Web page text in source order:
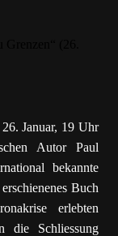
Januar, 19 Uhr
Autor Paul
bekannte
Buch
erlebten
die Schliessung